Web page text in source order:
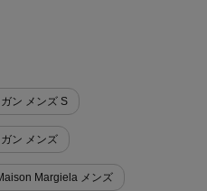
ン メンズ S
ン メンズ
Margiela メンズ